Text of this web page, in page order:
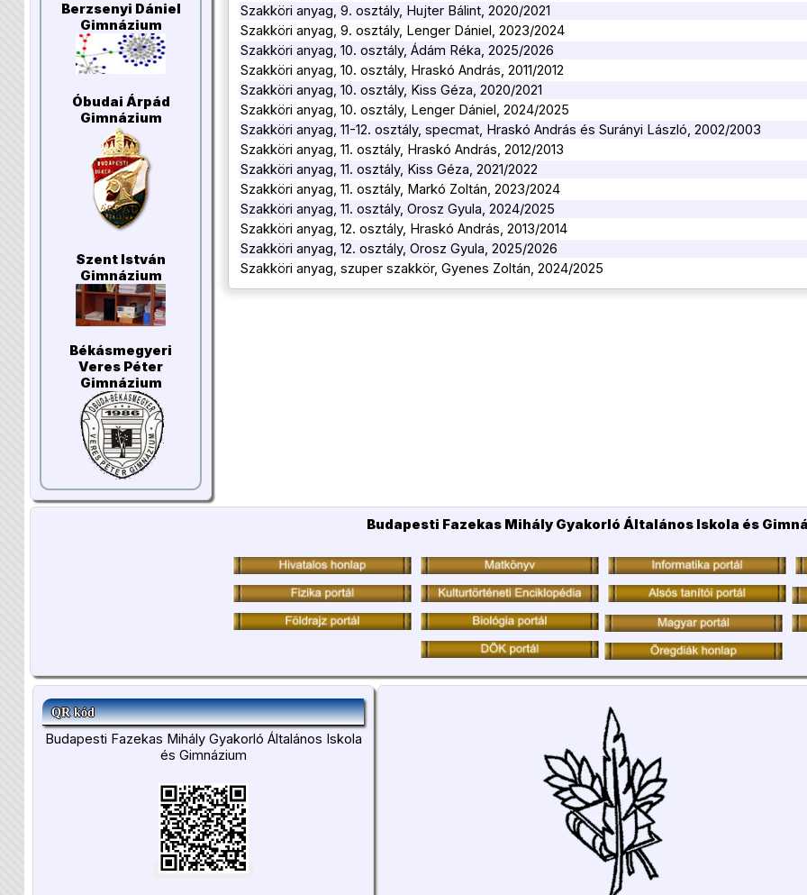
Berzsenyi Dániel
Gimnázium
Óbudai Árpád
Gimnázium
Szent István
Gimnázium
Békásmegyeri
Veres Péter
Gimnázium
Szakköri anyag, 9. osztály, Hujter Bálint, 2020/2021
Szakköri anyag, 9. osztály, Lenger Dániel, 2023/2024
Szakköri anyag, 10. osztály, Ádám Réka, 2025/2026
Szakköri anyag, 10. osztály, Hraskó András, 2011/2012
Szakköri anyag, 10. osztály, Kiss Géza, 2020/2021
Szakköri anyag, 10. osztály, Lenger Dániel, 2024/2025
Szakköri anyag, 11-12. osztály, specmat, Hraskó András és Surányi László, 2002/2003
Szakköri anyag, 11. osztály, Hraskó András, 2012/2013
Szakköri anyag, 11. osztály, Kiss Géza, 2021/2022
Szakköri anyag, 11. osztály, Markó Zoltán, 2023/2024
Szakköri anyag, 11. osztály, Orosz Gyula, 2024/2025
Szakköri anyag, 12. osztály, Hraskó András, 2013/2014
Szakköri anyag, 12. osztály, Orosz Gyula, 2025/2026
Szakköri anyag, szuper szakkör, Gyenes Zoltán, 2024/2025
Budapesti Fazekas Mihály Gyakorló Általános Iskola és
QR kód
Budapesti Fazekas Mihály Gyakorló Általános Iskola
és Gimnázium